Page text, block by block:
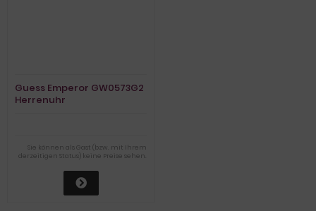
Guess Emperor GW0573G2
Herrenuhr
Sie können als Gast (bzw. mit Ihrem
derzeitigen Status) keine Preise sehen.